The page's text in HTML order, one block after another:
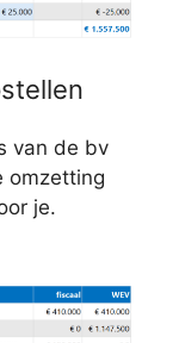
van de bv
omzetting
je.